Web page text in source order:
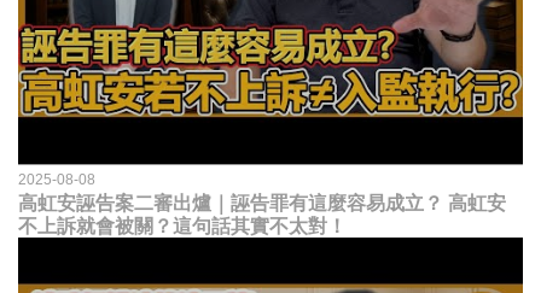
2025-08-08
高虹安誣告案二審出爐｜誣告罪有這麼容易成立？ 高虹安
不上訴就會被關？這句話其實不太對！